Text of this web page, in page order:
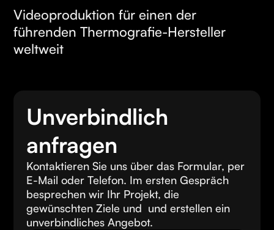
ERFAHREN
Videoproduktion für einen der
führenden Thermografie-Hersteller
weltweit
Unverbindlich
anfragen
Kontaktieren Sie uns über das Formular, per
E-Mail oder Telefon. Im ersten Gespräch
besprechen wir Ihr Projekt, die
gewünschten Ziele und und erstellen ein
unverbindliches Angebot.